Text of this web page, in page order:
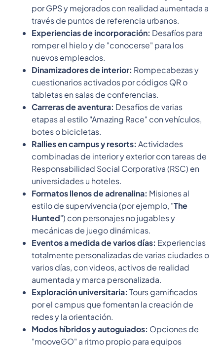
por GPS y mejorados con realidad aumentada a
través de puntos de referencia urbanos.
Experiencias de incorporación: Desafíos para
romper el hielo y de "conocerse" para los
nuevos empleados.
Dinamizadores de interior: Rompecabezas y
cuestionarios activados por códigos QR o
tabletas en salas de conferencias.
Carreras de aventura: Desafíos de varias
etapas al estilo "Amazing Race" con vehículos,
botes o bicicletas.
Rallies en campus y resorts: Actividades
combinadas de interior y exterior con tareas de
Responsabilidad Social Corporativa (RSC) en
universidades u hoteles.
Formatos llenos de adrenalina: Misiones al
estilo de supervivencia (por ejemplo, "The
Hunted") con personajes no jugables y
mecánicas de juego dinámicas.
Eventos a medida de varios días: Experiencias
totalmente personalizadas de varias ciudades o
varios días, con videos, activos de realidad
aumentada y marca personalizada.
Exploración universitaria: Tours gamificados
por el campus que fomentan la creación de
redes y la orientación.
Modos híbridos y autoguiados: Opciones de
"mooveGO" a ritmo propio para equipos